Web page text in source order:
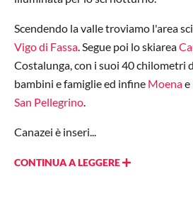
Scendendo la valle troviamo l'area
Vigo di Fassa. Segue poi lo skiarea
Costalunga, con i suoi 40 chilometri
bambini e famiglie ed infine Moenae
San Pellegrino.
Canazei è inseri...
CONTINUA A LEGGERE